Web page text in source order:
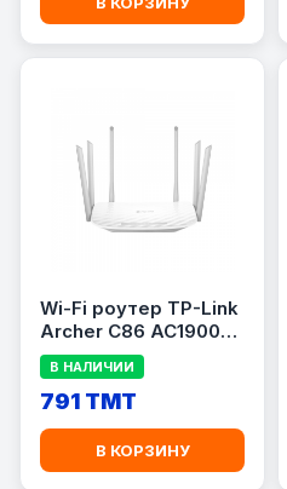
Wi-Fi роутер TP-Link
Archer C86 AC1900
(Mesh)
В НАЛИЧИИ
791 TMT
В КОРЗИНУ